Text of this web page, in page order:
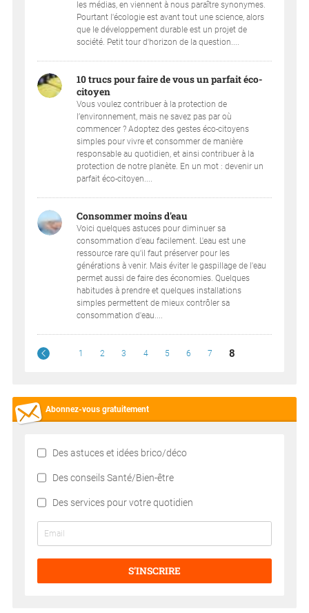
les médias, en viennent à nous paraître synonymes.
Pourtant l'écologie est avant tout une science, alors
que le développement durable est un projet de
société. Petit tour d'horizon de la question....
10 trucs pour faire de vous un parfait éco-
citoyen
Vous voulez contribuer à la protection de
l’environnement, mais ne savez pas par où
commencer ? Adoptez des gestes éco-citoyens
simples pour vivre et consommer de manière
responsable au quotidien, et ainsi contribuer à la
protection de notre planète. En un mot : devenir un
parfait éco-citoyen....
Consommer moins d'eau
Voici quelques astuces pour diminuer sa
consommation d’eau facilement. L'eau est une
ressource rare qu'il faut préserver pour les
générations à venir. Mais éviter le gaspillage de l'eau
permet aussi de faire des économies. Quelques
habitudes à prendre et quelques installations
simples permettent de mieux contrôler sa
consommation d'eau....
1 2 3 4 5 6 7 8
Abonnez-vous gratuitement
Des astuces et idées brico/déco
Des conseils Santé/Bien-être
Des services pour votre quotidien
S’INSCRIRE